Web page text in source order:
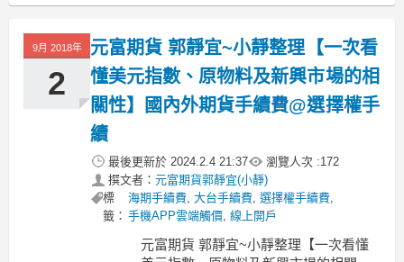
富期貨營業員手續費、元富期貨選擇
權、元富期貨郭靜宜、電子期貨、金融
期貨、ETF期貨手續費、選擇權、元富
9月 2018年
2
元富期貨 郭靜宜~小靜整理【一次看
懂美元指數、原物料及新興市場的相
關性】國內外期貨手續費@選擇權手
續
最後更新於 2024.2.4 21:37 瀏覽人次 :172
撰文者： 元富期貨郭靜宜(小靜)
標
籤：
海期手續費, 大台手續費, 選擇權手續費,
手機APP雲端觸價, 線上開戶
元富期貨 郭靜宜~小靜整理【一次看懂